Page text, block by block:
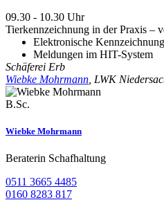
09.30 - 10.30 Uhr
Tierkennzeichnung in der Praxis –
Elektronische Kennzeichnung
Meldungen im HIT-System
Schäferei Erb
Wiebke Mohrmann , LWK
B.Sc.
Wiebke Mohrmann
Beraterin Schafhaltung
0511 3665 4485
0160 8283 817